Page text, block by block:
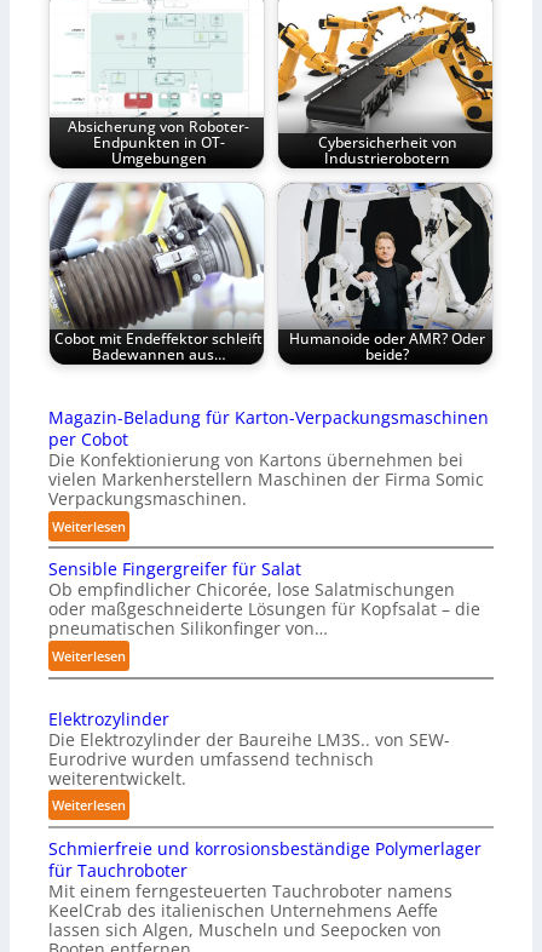
Absicherung von Roboter-
Endpunkten in OT-
Umgebungen
Cybersicherheit von
Industrierobotern
Cobot mit Endeffektor schleift
Badewannen aus…
Humanoide oder AMR? Oder
beide?
Magazin-Beladung für Karton-Verpackungsmaschinen
per Cobot
Die Konfektionierung von Kartons übernehmen bei
vielen Markenherstellern Maschinen der Firma Somic
Verpackungsmaschinen.
Weiterlesen:
M
a
g
a
z
i
n
-
B
e
l
d
u
n
g
f
ü
Sensible Fingergreifer für Salat
Ob empfindlicher Chicorée, lose Salatmischungen
oder maßgeschneiderte Lösungen für Kopfsalat – die
pneumatischen Silikonfinger von…
Weiterlesen:
S
n
s
i
b
l
i
n
g
Elektrozylinder
Die Elektrozylinder der Baureihe LM3S.. von SEW-
Eurodrive wurden umfassend technisch
weiterentwickelt.
Weiterlesen:
E
l
e
k
t
r
Schmierfreie und korrosionsbeständige Polymerlager
für Tauchroboter
Mit einem ferngesteuerten Tauchroboter namens
KeelCrab des italienischen Unternehmens Aeffe
lassen sich Algen, Muscheln und Seepocken von